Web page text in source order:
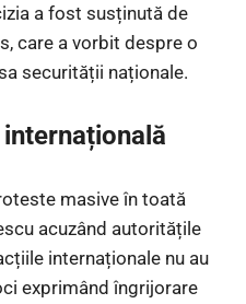
a fost susținută de
care a vorbit despre o
securității naționale.
masive în toată
acuzând autoritățile
internaționale nu au
exprimând îngrijorare